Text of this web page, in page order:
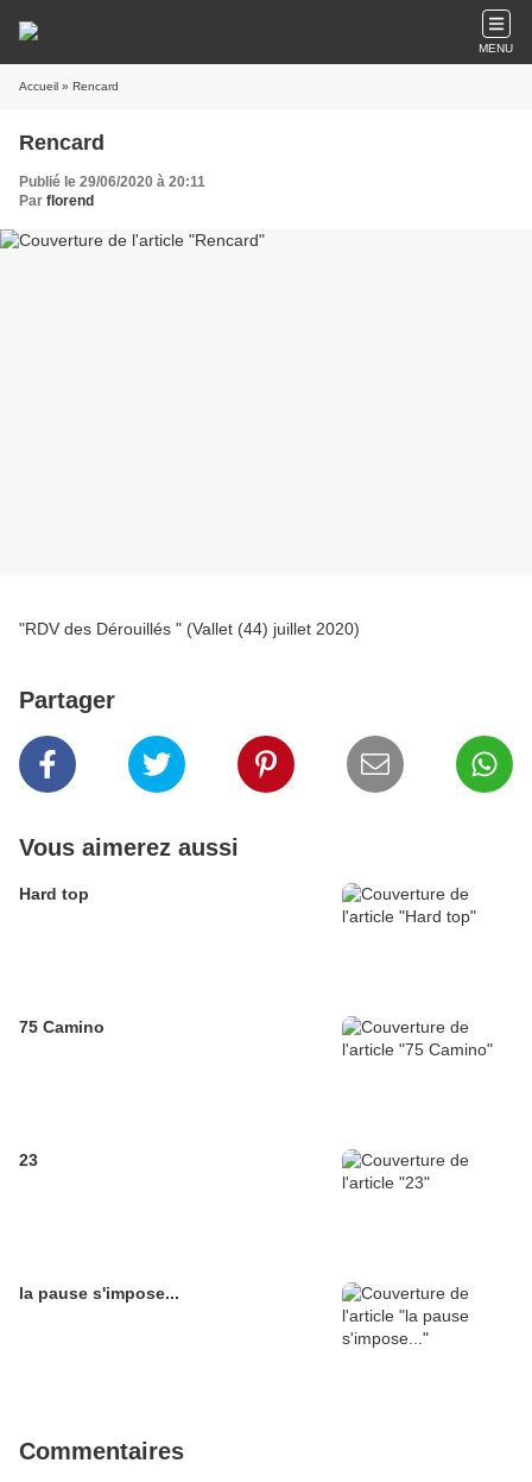
MENU
Accueil » Rencard
Rencard
Publié le 29/06/2020 à 20:11
Par florend
"RDV des Dérouillés " (Vallet (44) juillet 2020)
Partager
Vous aimerez aussi
Hard top
75 Camino
23
la pause s'impose...
Commentaires